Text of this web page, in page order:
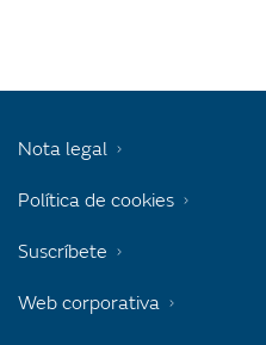
Nota legal
Política de cookies
Suscríbete
Web corporativa